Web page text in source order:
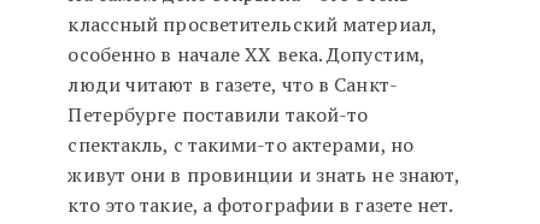
классный просветительский материал,
особенно в начале ХХ века. Допустим,
люди читают в газете, что в Санкт-
Петербурге поставили такой-то
спектакль, с такими-то актерами, но
живут они в провинции и знать не знают,
кто это такие, а фотографии в газете нет.